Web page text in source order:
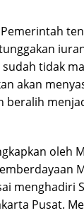
iuran
tidak
akan
beralih
oleh
menghadiri
Pusat.